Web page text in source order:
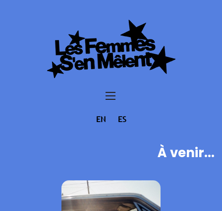
EN ES
À venir...